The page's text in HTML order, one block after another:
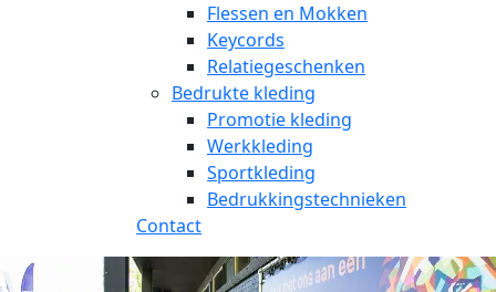
Flessen en Mokken
Keycords
Relatiegeschenken
Bedrukte kleding
Promotie kleding
Werkkleding
Sportkleding
Bedrukkingstechnieken
Contact